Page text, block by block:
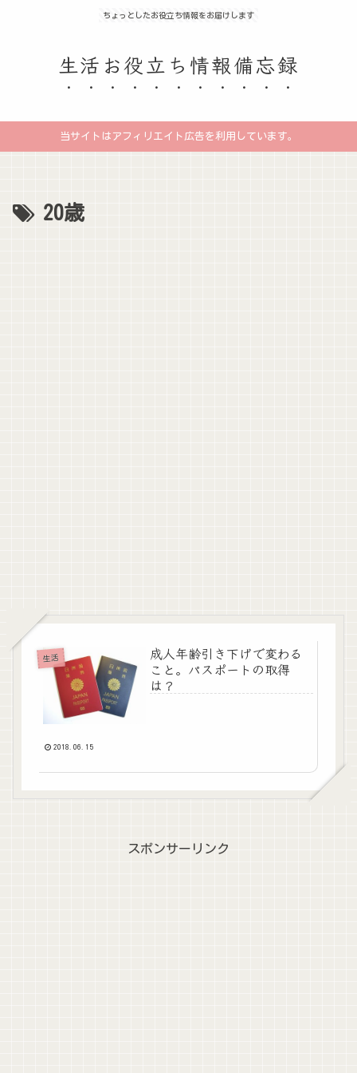
ちょっとしたお役立ち情報をお届けします
生活お役立ち情報備忘録
当サイトはアフィリエイト広告を利用しています。
20歳
生活
成人年齢引き下げで変わる
こと。パスポートの取得
は？
2018.06.15
スポンサーリンク